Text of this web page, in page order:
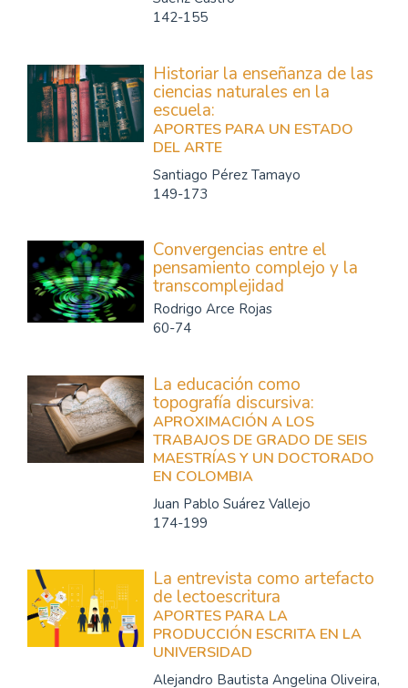
142-155
Historiar la enseñanza de las
ciencias naturales en la
escuela:
APORTES PARA UN ESTADO
DEL ARTE
Santiago Pérez Tamayo
149-173
Convergencias entre el
pensamiento complejo y la
transcomplejidad
Rodrigo Arce Rojas
60-74
La educación como
topografía discursiva:
APROXIMACIÓN A LOS
TRABAJOS DE GRADO DE SEIS
MAESTRÍAS Y UN DOCTORADO
EN COLOMBIA
Juan Pablo Suárez Vallejo
174-199
La entrevista como artefacto
de lectoescritura
APORTES PARA LA
PRODUCCIÓN ESCRITA EN LA
UNIVERSIDAD
Alejandro Bautista Angelina Oliveira,